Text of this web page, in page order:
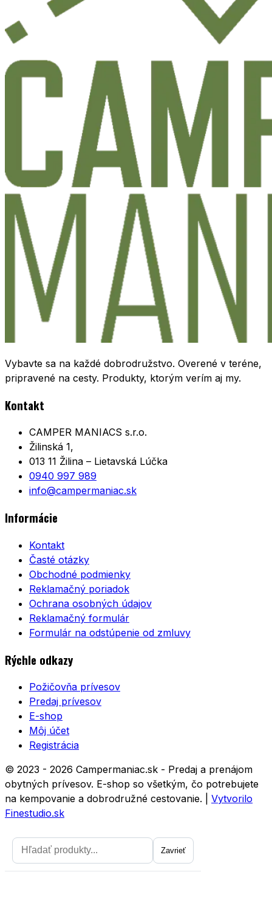
Vybavte sa na každé dobrodružstvo. Overené v teréne,
pripravené na cesty. Produkty, ktorým verím aj my.
Kontakt
CAMPER MANIACS s.r.o.
Žilinská 1,
013 11 Žilina – Lietavská Lúčka
0940 997 989
info@campermaniac.sk
Informácie
Kontakt
Časté otázky
Obchodné podmienky
Reklamačný poriadok
Ochrana osobných údajov
Reklamačný formulár
Formulár na odstúpenie od zmluvy
Rýchle odkazy
Požičovňa prívesov
Predaj prívesov
E-shop
Môj účet
Registrácia
© 2023 - 2026 Campermaniac.sk - Predaj a prenájom
obytných prívesov. E-shop so všetkým, čo potrebujete
na kempovanie a dobrodružné cestovanie.
Vytvorilo
Finestudio.sk
Zavrieť
Zavrieť